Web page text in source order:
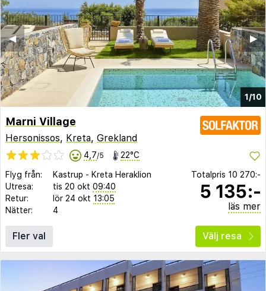
1/10
▶︎
◀︎
Marni Village
Hersonissos, Kreta, Grekland
4,7/5 22°C
Flyg från: Kastrup - Kreta Heraklion
Utresa:
tis 20 okt 09:40
Retur:
lör 24 okt 13:05
Nätter:
4
Totalpris 10 270:-
5 135:-
läs mer
Fler val Välj resa